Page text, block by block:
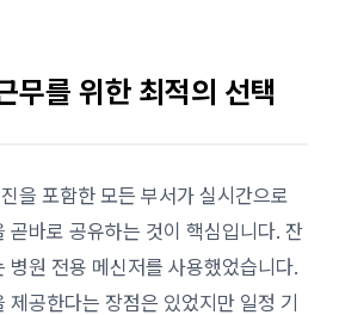
무를 위한 최적의 선택
을 포함한 모든 부서가 실시간으로
곧바로 공유하는 것이 핵심입니다. 잔
병원 전용 메신저를 사용했었습니다.
제공한다는 장점은 있었지만 일정 기